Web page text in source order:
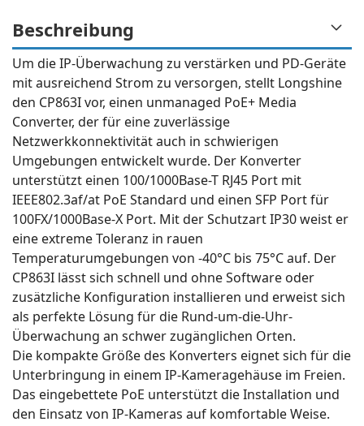
Beschreibung
Um die IP-Überwachung zu verstärken und PD-Geräte
mit ausreichend Strom zu versorgen, stellt Longshine
den CP863I vor, einen unmanaged PoE+ Media
Converter, der für eine zuverlässige
Netzwerkkonnektivität auch in schwierigen
Umgebungen entwickelt wurde. Der Konverter
unterstützt einen 100/1000Base-T RJ45 Port mit
IEEE802.3af/at PoE Standard und einen SFP Port für
100FX/1000Base-X Port. Mit der Schutzart IP30 weist er
eine extreme Toleranz in rauen
Temperaturumgebungen von -40°C bis 75°C auf. Der
CP863I lässt sich schnell und ohne Software oder
zusätzliche Konfiguration installieren und erweist sich
als perfekte Lösung für die Rund-um-die-Uhr-
Überwachung an schwer zugänglichen Orten.
Die kompakte Größe des Konverters eignet sich für die
Unterbringung in einem IP-Kameragehäuse im Freien.
Das eingebettete PoE unterstützt die Installation und
den Einsatz von IP-Kameras auf komfortable Weise.